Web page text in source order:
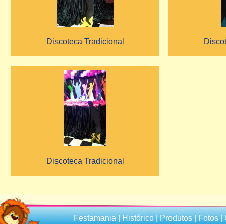
Discoteca Tradicional
Discoteca Tradicional
Festamania|Histórico|Produtos|Fotos|